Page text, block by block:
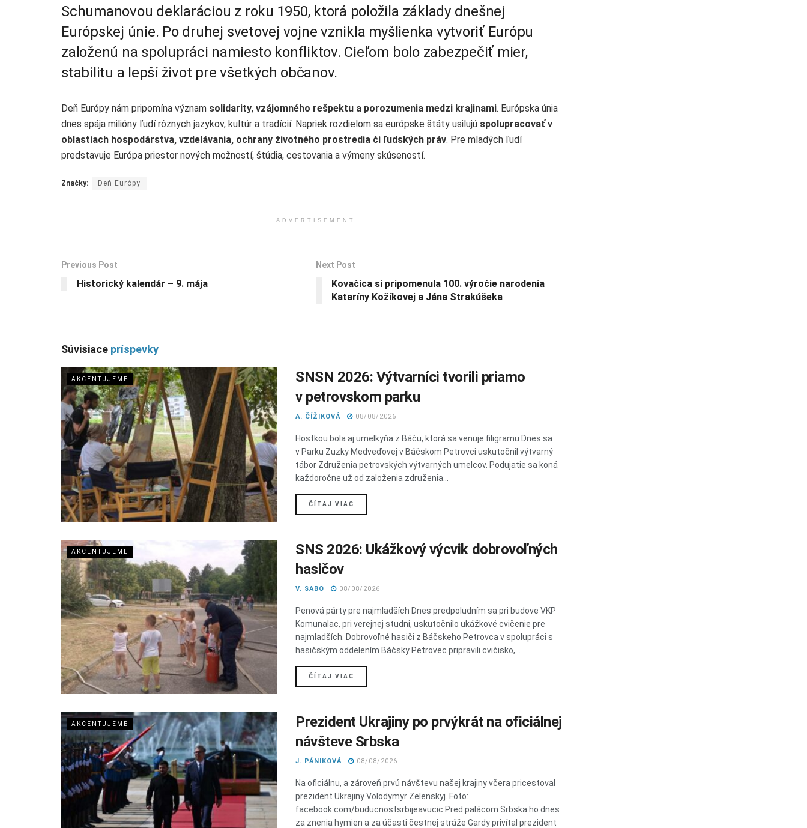
Schumanovou deklaráciou z roku 1950, ktorá položila základy dnešnej
Európskej únie. Po druhej svetovej vojne vznikla myšlienka vytvoriť Európu
založenú na spolupráci namiesto konfliktov. Cieľom bolo zabezpečiť mier,
stabilitu a lepší život pre všetkých občanov.
Deň Európy nám pripomína význam solidarity, vzájomného rešpektu a porozumenia medzi krajinami. Európska únia
dnes spája milióny ľudí rôznych jazykov, kultúr a tradícií. Napriek rozdielom sa európske štáty usilujú spolupracovať v
oblastiach hospodárstva, vzdelávania, ochrany životného prostredia či ľudských práv. Pre mladých ľudí
predstavuje Európa priestor nových možností, štúdia, cestovania a výmeny skúseností.
Značky: Deň Európy
ADVERTISEMENT
Previous Post
Historický kalendár – 9. mája
Next Post
Kovačica si pripomenula 100. výročie narodenia
Kataríny Kožíkovej a Jána Strakúšeka
Súvisiace príspevky
AKCENTUJEME
SNSN 2026: Výtvarníci tvorili priamo
v petrovskom parku
A. ČÍŽIKOVÁ 08/08/2026
Hostkou bola aj umelkyňa z Báču, ktorá sa venuje filigramu Dnes sa
v Parku Zuzky Medveďovej v Báčskom Petrovci uskutočnil výtvarný
tábor Združenia petrovských výtvarných umelcov. Podujatie sa koná
každoročne už od založenia združenia...
ČÍTAJ VIAC
AKCENTUJEME
SNS 2026: Ukážkový výcvik dobrovoľných
hasičov
V. SABO 08/08/2026
Penová párty pre najmladších Dnes predpoludním sa pri budove VKP
Komunalac, pri verejnej studni, uskutočnilo ukážkové cvičenie pre
najmladších. Dobrovoľné hasiči z Báčskeho Petrovca v spolupráci s
hasičským oddelením Báčsky Petrovec pripravili cvičisko,...
ČÍTAJ VIAC
AKCENTUJEME
Prezident Ukrajiny po prvýkrát na oficiálnej
návšteve Srbska
J. PÁNIKOVÁ 08/08/2026
Na oficiálnu, a zároveň prvú návštevu našej krajiny včera pricestoval
prezident Ukrajiny Volodymyr Zelenskyj. Foto:
facebook.com/buducnostsrbijeavucic Pred palácom Srbska ho dnes
za znenia hymien a za účasti čestnej stráže Gardy privítal prezident